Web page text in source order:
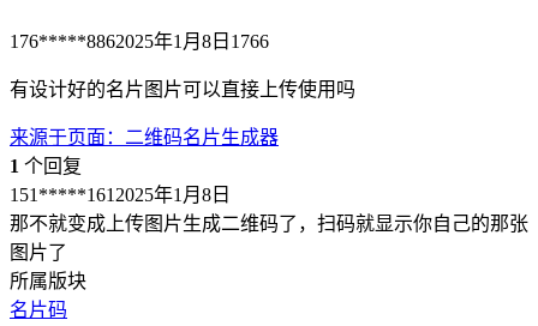
176*****8862025年1月8日 1766
有设计好的名片图片可以直接上传使用吗
来源于页面 ： 二维码名片生成器
1 个回复
151*****161 2025年1月8日
那不就变成上传图片生成二维码了，扫码就显示你自己的那张
图片了
所属版块
名片码